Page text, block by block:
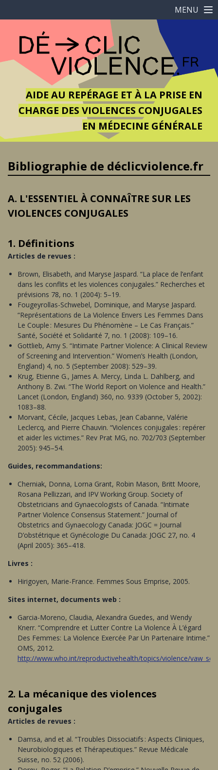
MENU
AIDE AU REPÉRAGE ET À LA PRISE EN
CHARGE DES VIOLENCES CONJUGALES
EN MÉDECINE GÉNÉRALE
Bibliographie de déclicviolence.fr
A. L'ESSENTIEL À CONNAÎTRE SUR LES
VIOLENCES CONJUGALES
1. Définitions
Articles de revues :
Brown, Elisabeth, and Maryse Jaspard. “La place de l’enfant
dans les conflits et les violences conjugales.” Recherches et
prévisions 78, no. 1 (2004): 5–19.
Fougeyrollas-Schwebel, Dominique, and Maryse Jaspard.
“Représentations de La Violence Envers Les Femmes Dans
Le Couple : Mesures Du Phénomène – Le Cas Français.”
Santé, Société et Solidarité 7, no. 1 (2008): 109–16.
Gottlieb, Amy S. “Intimate Partner Violence: A Clinical Review
of Screening and Intervention.” Women’s Health (London,
England) 4, no. 5 (September 2008): 529–39.
Krug, Etienne G., James A. Mercy, Linda L. Dahlberg, and
Anthony B. Zwi. “The World Report on Violence and Health.”
Lancet (London, England) 360, no. 9339 (October 5, 2002):
1083–88.
Morvant, Cécile, Jacques Lebas, Jean Cabanne, Valérie
Leclercq, and Pierre Chauvin. “Violences conjugales : repérer
et aider les victimes.” Rev Prat MG, no. 702/703 (September
2005): 945–54.
Guides, recommandations:
Cherniak, Donna, Lorna Grant, Robin Mason, Britt Moore,
Rosana Pellizzari, and IPV Working Group. Society of
Obstetricians and Gynaecologists of Canada. “Intimate
Partner Violence Consensus Statement.” Journal of
Obstetrics and Gynaecology Canada: JOGC = Journal
D’obstétrique et Gynécologie Du Canada: JOGC 27, no. 4
(April 2005): 365–418.
Livres :
Hirigoyen, Marie-France. Femmes Sous Emprise, 2005.
Sites internet, documents web :
Garcia-Moreno, Claudia, Alexandra Guedes, and Wendy
Knerr. “Comprendre et Lutter Contre La Violence À L’égard
Des Femmes: La Violence Exercée Par Un Partenaire Intime.”
OMS, 2012.
http://www.who.int/reproductivehealth/topics/violence/
2. La mécanique des violences
conjugales
Articles de revues :
Damsa, and et al. “Troubles Dissociatifs : Aspects Cliniques,
Neurobiologiques et Thérapeutiques.” Revue Médicale
Suisse, no. 52 (2006).